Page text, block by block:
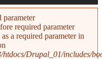
parameter
required parameter
a required parameter in
Drupal_01/includes/